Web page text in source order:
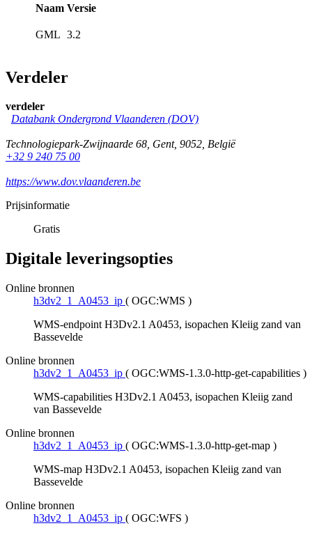
Naam Versie
GML 3.2
Verdeler
verdeler
Databank Ondergrond Vlaanderen (DOV)
Technologiepark-Zwijnaarde 68, Gent, 9052, België
+32 9 240 75 00
https://www.dov.vlaanderen.be
Prijsinformatie
Gratis
Digitale leveringsopties
Online bronnen
h3dv2_1_A0453_ip ( OGC:WMS )
WMS-endpoint H3Dv2.1 A0453, isopachen Kleiig zand van
Bassevelde
Online bronnen
h3dv2_1_A0453_ip ( OGC:WMS-1.3.0-http-get-capabilities )
WMS-capabilities H3Dv2.1 A0453, isopachen Kleiig zand
van Bassevelde
Online bronnen
h3dv2_1_A0453_ip ( OGC:WMS-1.3.0-http-get-map )
WMS-map H3Dv2.1 A0453, isopachen Kleiig zand van
Bassevelde
Online bronnen
h3dv2_1_A0453_ip ( OGC:WFS )